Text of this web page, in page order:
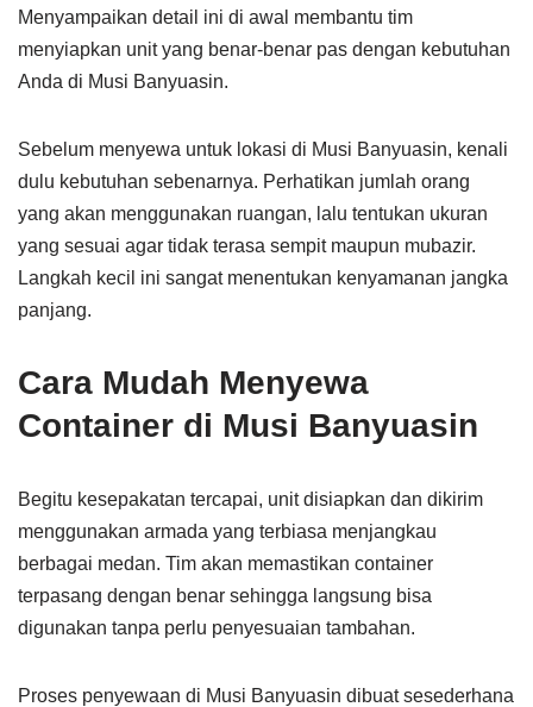
Menyampaikan detail ini di awal membantu tim
menyiapkan unit yang benar-benar pas dengan kebutuhan
Anda di Musi Banyuasin.
Sebelum menyewa untuk lokasi di Musi Banyuasin, kenali
dulu kebutuhan sebenarnya. Perhatikan jumlah orang
yang akan menggunakan ruangan, lalu tentukan ukuran
yang sesuai agar tidak terasa sempit maupun mubazir.
Langkah kecil ini sangat menentukan kenyamanan jangka
panjang.
Cara Mudah Menyewa
Container di Musi Banyuasin
Begitu kesepakatan tercapai, unit disiapkan dan dikirim
menggunakan armada yang terbiasa menjangkau
berbagai medan. Tim akan memastikan container
terpasang dengan benar sehingga langsung bisa
digunakan tanpa perlu penyesuaian tambahan.
Proses penyewaan di Musi Banyuasin dibuat sesederhana